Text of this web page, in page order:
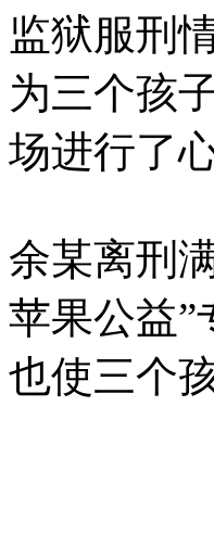
监狱服刑
为三个孩
场进行了
余某离刑
苹果公益”
也使三个